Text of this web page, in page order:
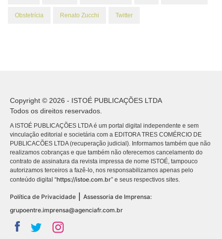
Obstetrícia Renato Zucchi Twitter
Copyright © 2026 - ISTOÉ PUBLICAÇÕES LTDA
Todos os direitos reservados.
A ISTOÉ PUBLICAÇÕES LTDA é um portal digital independente e sem
vinculação editorial e societária com a EDITORA TRES COMÉRCIO DE
PUBLICACÕES LTDA (recuperação judicial). Informamos também que não
realizamos cobranças e que também não oferecemos cancelamento do
contrato de assinatura da revista impressa de nome ISTOÉ, tampouco
autorizamos terceiros a fazê-lo, nos responsabilizamos apenas pelo
conteúdo digital “https://istoe.com.br” e seus respectivos sites.
Política de Privacidade
Assessoria de Imprensa:
grupoentre.imprensa@agenciafr.com.br